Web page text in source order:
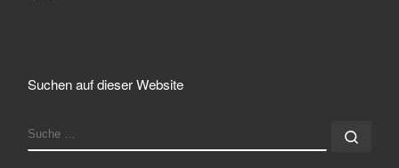
Suchen auf dieser Website
SUCHE